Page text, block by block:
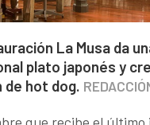
La Musa da
plato japonés y
de hot dog.